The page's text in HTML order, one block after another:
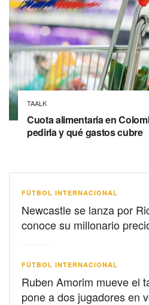
TAALK
Cuota alimentaria en
pedirla y qué gastos cubre
FÚTBOL INTERNACIONAL
Newcastle se lanza por
conoce su millonario
FÚTBOL INTERNACIONAL
Ruben Amorim mueve el
pone a dos jugadores en